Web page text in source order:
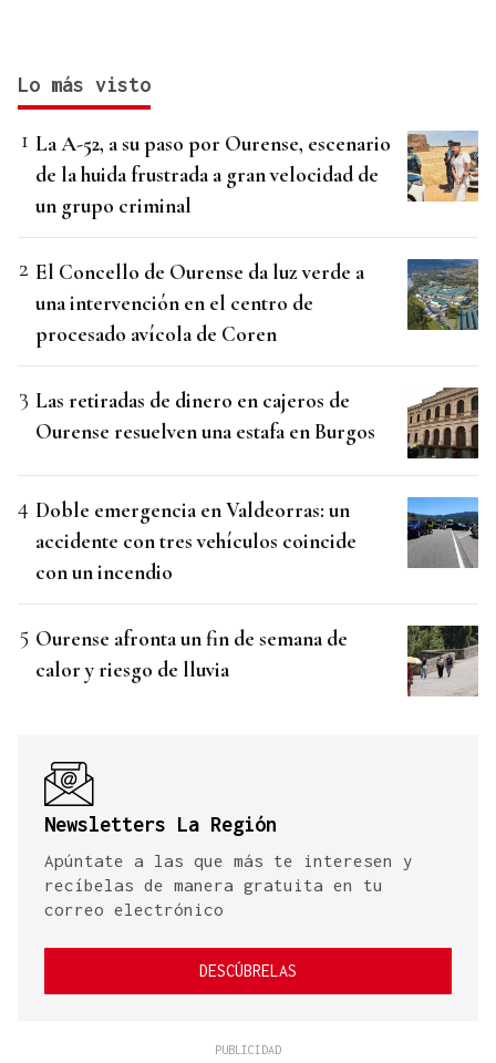
Lo más visto
La A-52, a su paso por Ourense, escenario
de la huida frustrada a gran velocidad de
un grupo criminal
El Concello de Ourense da luz verde a
una intervención en el centro de
procesado avícola de Coren
Las retiradas de dinero en cajeros de
Ourense resuelven una estafa en Burgos
Doble emergencia en Valdeorras: un
accidente con tres vehículos coincide
con un incendio
Ourense afronta un fin de semana de
calor y riesgo de lluvia
Newsletters La Región
Apúntate a las que más te interesen y
recíbelas de manera gratuita en tu
correo electrónico
DESCÚBRELAS